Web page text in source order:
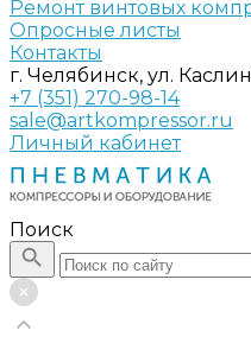
Ремонт винтовых
Опросные листы
Контакты
г. Челябинск, ул.
+7 (351) 270-98-14
sale@artkompressor.ru
Личный кабинет
Поиск